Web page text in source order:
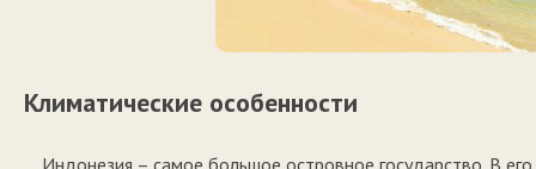
Климатические особенности